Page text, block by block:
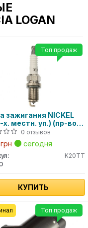
LOGAN
зажигания NICKEL
х. местн. уп.) (пр-во
0 отзывов
грн сегодня
K20TT
КУПИТЬ
Топ продаж
Топ продаж